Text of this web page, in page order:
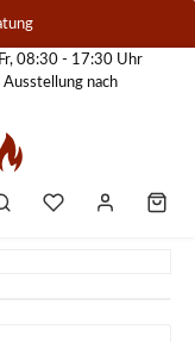
08:30 - 17:30 Uhr
nach